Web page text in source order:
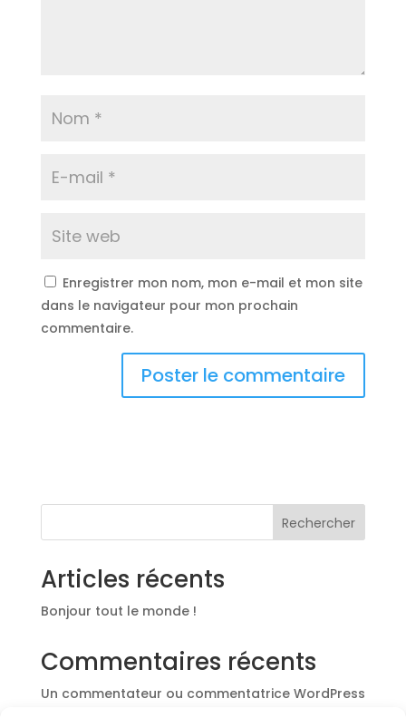
Enregistrer mon nom, mon e-mail et mon site
dans le navigateur pour mon prochain
commentaire.
Rechercher
Articles récents
Bonjour tout le monde !
Commentaires récents
Un commentateur ou commentatrice WordPress